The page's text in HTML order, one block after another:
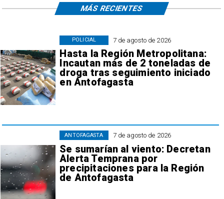
7 de agosto de 2026
Hasta la Región Metropolitana:
Incautan más de 2 toneladas de
droga tras seguimiento iniciado
en Antofagasta
POLICIAL
7 de agosto de 2026
Se sumarían al viento: Decretan
Alerta Temprana por
precipitaciones para la Región
de Antofagasta
ANTOFAGASTA
MÁS RECIENTES